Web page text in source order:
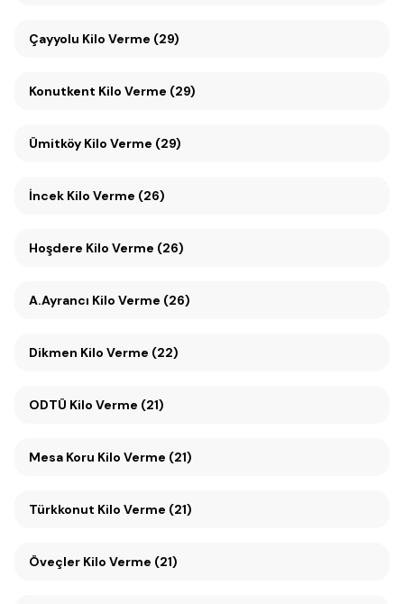
Çayyolu Kilo Verme (29)
Konutkent Kilo Verme (29)
Ümitköy Kilo Verme (29)
İncek Kilo Verme (26)
Hoşdere Kilo Verme (26)
A.Ayrancı Kilo Verme (26)
Dikmen Kilo Verme (22)
ODTÜ Kilo Verme (21)
Mesa Koru Kilo Verme (21)
Türkkonut Kilo Verme (21)
Öveçler Kilo Verme (21)